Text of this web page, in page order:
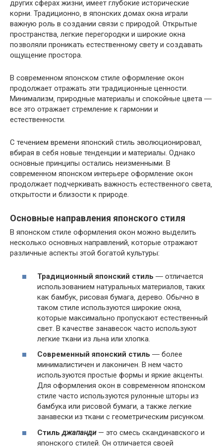
других сферах жизни‚ имеет глубокие исторические
корни. Традиционно‚ в японских домах окна играли
важную роль в создании связи с природой. Открытые
пространства‚ легкие перегородки и широкие окна
позволяли проникать естественному свету и создавать
ощущение простора.
В современном японском стиле оформление окон
продолжает отражать эти традиционные ценности.
Минимализм‚ природные материалы и спокойные цвета ―
все это отражает стремление к гармонии и
естественности.
С течением времени японский стиль эволюционировал‚
вбирая в себя новые тенденции и материалы. Однако
основные принципы остались неизменными. В
современном японском интерьере оформление окон
продолжает подчеркивать важность естественного света‚
открытости и близости к природе.
Основные направления японского стиля
В японском стиле оформления окон можно выделить
несколько основных направлений‚ которые отражают
различные аспекты этой богатой культуры:
Традиционный японский стиль ― отличается
использованием натуральных материалов‚ таких
как бамбук‚ рисовая бумага‚ дерево. Обычно в
таком стиле используются широкие окна‚
которые максимально пропускают естественный
свет. В качестве занавесок часто используют
легкие ткани из льна или хлопка.
Современный японский стиль ― более
минималистичен и лаконичен. В нем часто
используются простые формы и яркие акценты.
Для оформления окон в современном японском
стиле часто используются рулонные шторы из
бамбука или рисовой бумаги‚ а также легкие
занавески из ткани с геометрическим рисунком.
Стильджапанди— это смесь скандинавского и
японского стилей. Он отличается своей